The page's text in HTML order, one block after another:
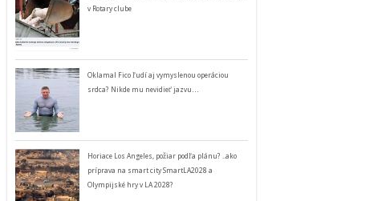
v Rotary clube
Oklamal Fico ľudí aj vymyslenou operáciou
srdca? Nikde mu nevidieť jazvu…
Horiace Los Angeles, požiar podľa plánu? ..ako
príprava na smart city SmartLA2028 a
Olympijské hry v LA 2028?